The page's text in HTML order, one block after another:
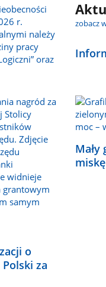
zobacz
o
za
miskę